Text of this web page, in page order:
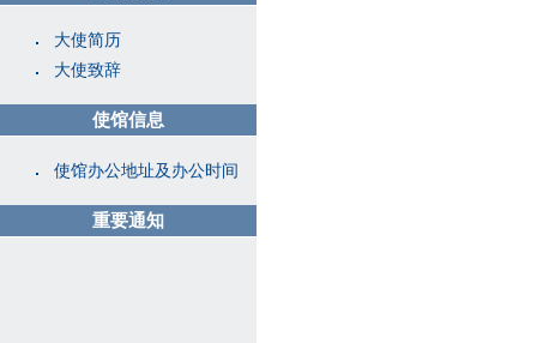
大使简历
大使致辞
使馆信息
使馆办公地址及办公时间
重要通知